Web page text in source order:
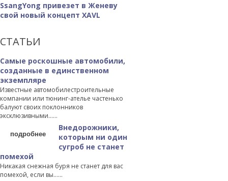
SsangYong привезет в Женеву
свой новый концепт XAVL
СТАТЬИ
Самые роскошные автомобили,
созданные в единственном
экземпляре
Известные автомобилестроительные
компании или тюнинг-ателье частенько
балуют своих поклонников
эксклюзивными…...
подробнее
Внедорожники,
которым ни один
сугроб не станет
помехой
Никакая снежная буря не станет для вас
помехой, если вы…...